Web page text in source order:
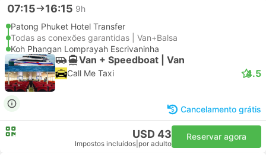
07:15 16:15 9h
Patong Phuket Hotel Transfer
Todas as conexões garantidas | Van+Balsa
Koh Phangan Lomprayah Escrivaninha
Van + Speedboat | Van
Call Me Taxi 4.5
Cancelamento grátis
USD 43
Impostos incluídos por adulto
Reservar agora